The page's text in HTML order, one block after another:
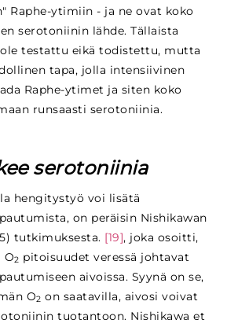
Raphe-ytimiin - ja ne ovat koko
serotoniinin lähde. Tällaista
testattu eikä todistettu, mutta
tapa, jolla intensiivinen
Raphe-ytimet ja siten koko
runsaasti serotoniinia.
serotoniinia
hengitystyö voi lisätä
on peräisin Nishikawan
tutkimuksesta. [19], joka osoitti,
O2 pitoisuudet veressä johtavat
aivoissa. Syynä on se,
O2 on saatavilla, aivosi voivat
tuotantoon. Nishikawa et